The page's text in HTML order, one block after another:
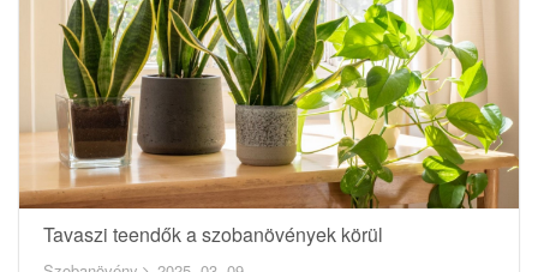
Tavaszi teendők a szobanövények körül